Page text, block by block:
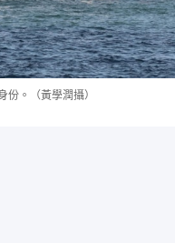
。（黃學潤攝）